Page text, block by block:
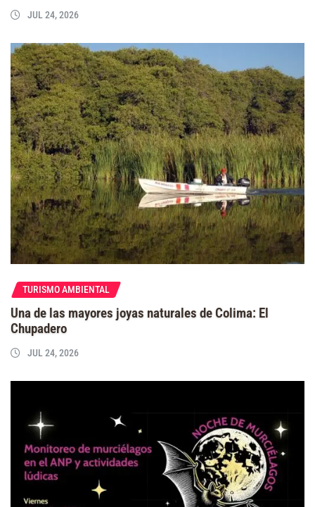
JUL 24, 2026
TURISMO AMBIENTAL
Una de las mayores joyas naturales de Colima: El
Chupadero
JUL 24, 2026